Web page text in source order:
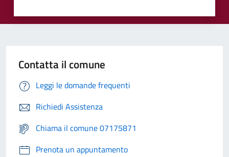
Contatta il comune
Leggi le domande frequenti
Richiedi Assistenza
Chiama il comune 07175871
Prenota un appuntamento